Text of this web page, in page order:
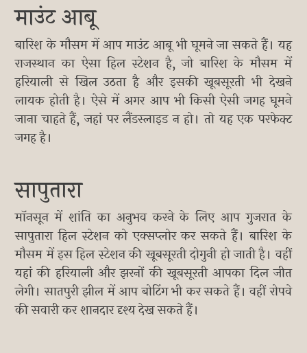
माउंट आबू
बारिश के मौसम में आप माउंट आबू भी घूमने जा सकते हैं। यह
राजस्थान का ऐसा हिल स्टेशन है, जो बारिश के मौसम में
हरियाली से खिल उठता है और इसकी खूबसूरती भी देखने
लायक होती है। ऐसे में अगर आप भी किसी ऐसी जगह घूमने
जाना चाहते हैं, जहां पर लैंडस्लाइड न हो। तो यह एक परफेक्ट
जगह है।
सापुतारा
मॉनसून में शांति का अनुभव करने के लिए आप गुजरात के
सापुतारा हिल स्टेशन को एक्सप्लोर कर सकते हैं। बारिश के
मौसम में इस हिल स्टेशन की खूबसूरती दोगुनी हो जाती है। वहीं
यहां की हरियाली और झरनों की खूबसूरती आपका दिल जीत
लेगी। सातपुरी झील में आप बोटिंग भी कर सकते हैं। वहीं रोपवे
की सवारी कर शानदार दृश्य देख सकते हैं।